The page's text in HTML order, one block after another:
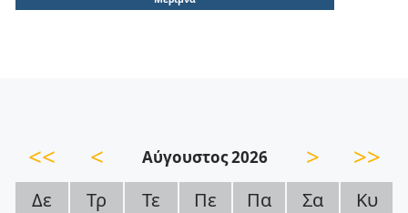
<< < Αύγουστος 2026 > >>
Δε Τρ Τε Πε Πα Σα
Κυ